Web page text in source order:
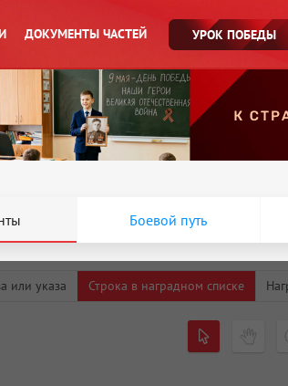
ДОКУМЕНТЫ ЧАСТЕЙ УРОК ПОБЕДЫ
Боевой путь
или указа Строка в наградном списке